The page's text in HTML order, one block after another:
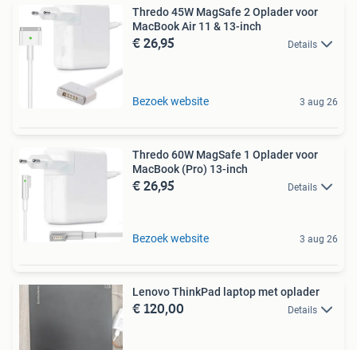
Thredo 45W MagSafe 2 Oplader voor
MacBook Air 11 & 13-inch
€ 26,95 Details
Bezoek website 3 aug 26
Thredo 60W MagSafe 1 Oplader voor
MacBook (Pro) 13-inch
€ 26,95 Details
Bezoek website 3 aug 26
Lenovo ThinkPad laptop met oplader
€ 120,00 Details